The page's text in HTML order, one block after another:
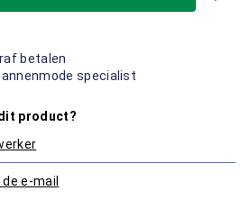
betalen
specialist
product?
e-mail